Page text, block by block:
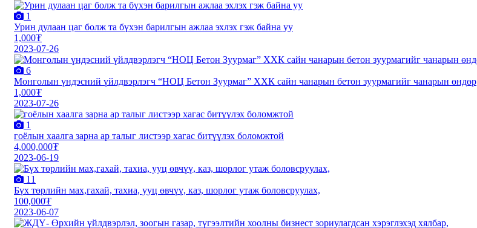
1
Урин дулаан цаг болж та бүхэн барилгын ажлаа эхлэх гэж байна уу
1,000₮
2023-07-26
6
Монголын үндэсний үйлдвэрлэгч “НОЦ Бетон Зуурмаг” ХХК сайн чанарын бетон зуурмагийг чанарын өндөр
1,000₮
2023-07-26
1
гоёлын хаалга зарна ар талыг листээр хагас битүүлэх боломжтой
4,000,000₮
2023-06-19
11
Бүх төрлийн мах,гаxай, таxиа, ууц өвчүү, каз, шорлог утаж боловсруулах,
100,000₮
2023-06-07